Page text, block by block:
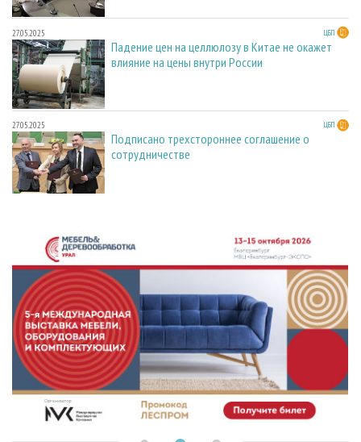
27.05.2025 ЦБП
Падение цен на целлюлозу в Китае не окажет
влияние на цены внутри России
27.05.2025 ЦБП
Подписано трехстороннее соглашение о
сотрудничестве